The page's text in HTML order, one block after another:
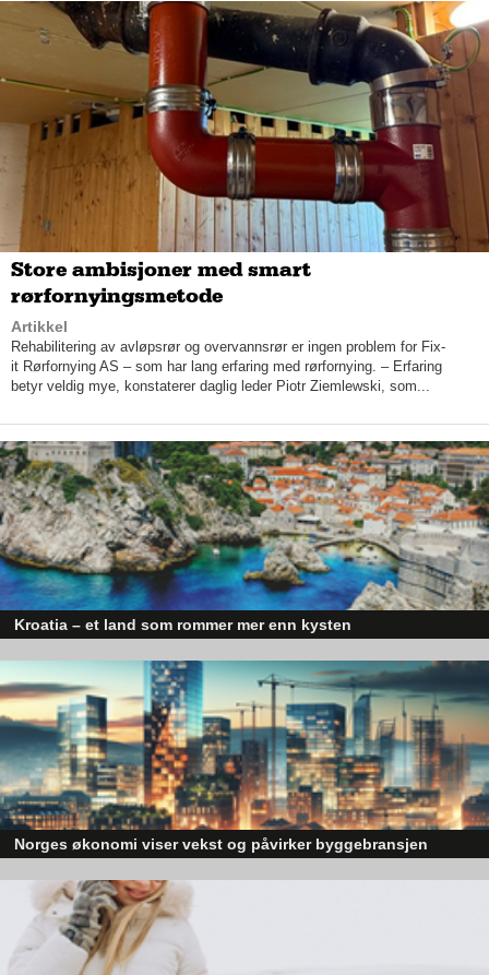
– Undersøkelser viser at kundene blir stadig mer fornøyd med
både skadeoppgjørene våre og servicen generelt.
Kundesenteret vårt i Trondheim har blitt kåret til landets beste,
uavhengig av bransje, to år på rad. Det viser at vi gjør mye
Her kan du lese mer om IF sine
forsikringer: https://www.if.no/bedrift/forsikring-for-bedrifter
Store ambisjoner med smart
rørfornyingsmetode
Artikkel
Rehabilitering av avløpsrør og overvannsrør er ingen problem for Fix-
it Rørfornying AS – som har lang erfaring med rørfornying. – Erfaring
betyr veldig mye, konstaterer daglig leder Piotr Ziemlewski, som...
Kroatia – et land som rommer mer enn kysten
sider enn det førsteinntrykket mange sitter igjen med.
Norges økonomi viser vekst og påvirker byggebransjen
skaper optimisme på tvers av ulike sektorer. Byggebransjen er spesielt
posisjonert til å dra nytte av denne økonomiske oppgangen.